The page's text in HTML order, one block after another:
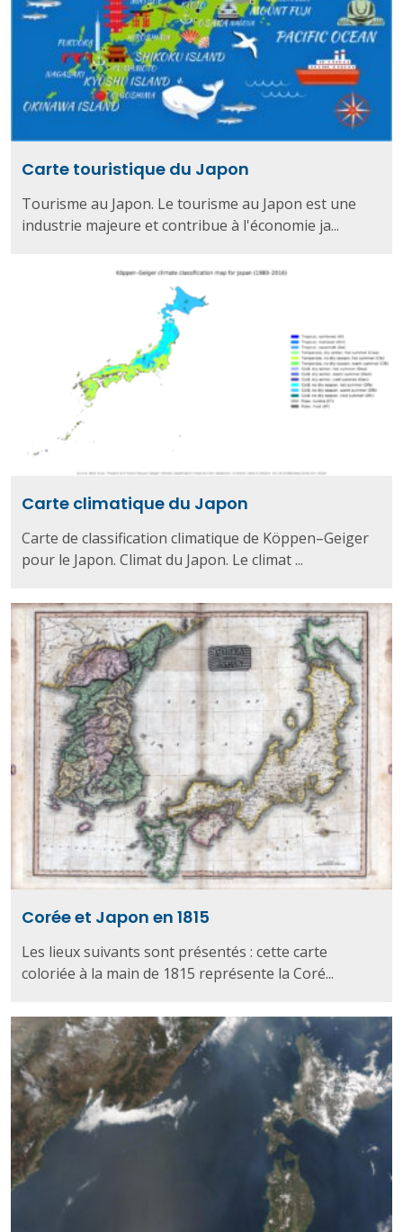
Carte touristique du Japon
Tourisme au Japon. Le tourisme au Japon est une
industrie majeure et contribue à l'économie ja...
Carte climatique du Japon
Carte de classification climatique de Köppen–Geiger
pour le Japon. Climat du Japon. Le climat ...
Corée et Japon en 1815
Les lieux suivants sont présentés : cette carte
coloriée à la main de 1815 représente la Coré...